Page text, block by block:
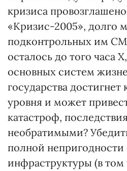
кризиса
«Кризис-2005», долго
подконтрольных им
осталось до того часа
основных систем
государства достигнет
уровня и может
катастроф,
необратимыми?
полной непригодности
инфраструктуры (в том